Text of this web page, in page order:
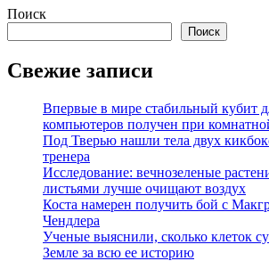
Поиск
Поиск
Свежие записи
Впервые в мире стабильный кубит
компьютеров получен при
Под Тверью нашли тела двух
тренера
Исследование: вечнозеленые
листьями лучше очищают воздух
Коста намерен получить бой с
Чендлера
Ученые выяснили, сколько клеток
Земле за всю ее историю